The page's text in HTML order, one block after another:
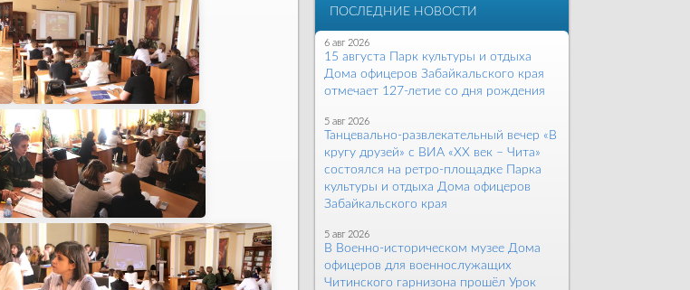
ПОСЛЕДНИЕ НОВОСТИ
6 авг 2026
15 августа Парк культуры и отдыха
Дома офицеров Забайкальского края
отмечает 127-летие со дня рождения
5 авг 2026
Танцевально-развлекательный вечер «В
кругу друзей» с ВИА «ХХ век – Чита»
состоялся на ретро-площадке Парка
культуры и отдыха Дома офицеров
Забайкальского края
5 авг 2026
В Военно-историческом музее Дома
офицеров для военнослужащих
Читинского гарнизона прошёл Урок